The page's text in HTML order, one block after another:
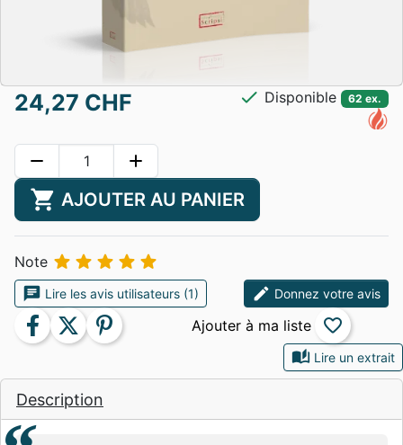
auto_stories Lire un extrait
Description
24,27 CHF check Disponible 62 ex.
remove add
shopping_cart AJOUTER AU PANIER
Note     
chat Lire les avis utilisateurs (1) edit Donnez votre avis
facebook twitter pinterest favorite_border